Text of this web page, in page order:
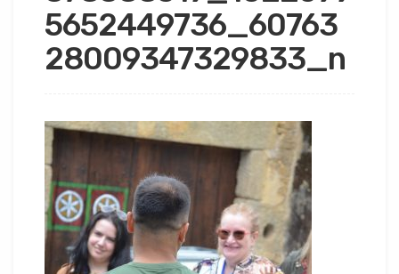
5652449736_60763
28009347329833_n